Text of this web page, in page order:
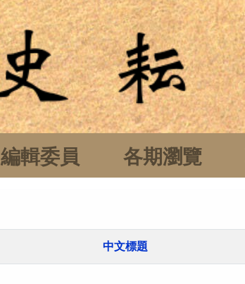
編輯委員 各期瀏覽
中文標題